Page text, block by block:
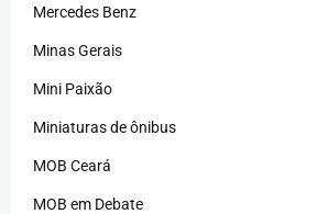
Mercedes Benz
Minas Gerais
Mini Paixão
Miniaturas de ônibus
MOB Ceará
MOB em Debate